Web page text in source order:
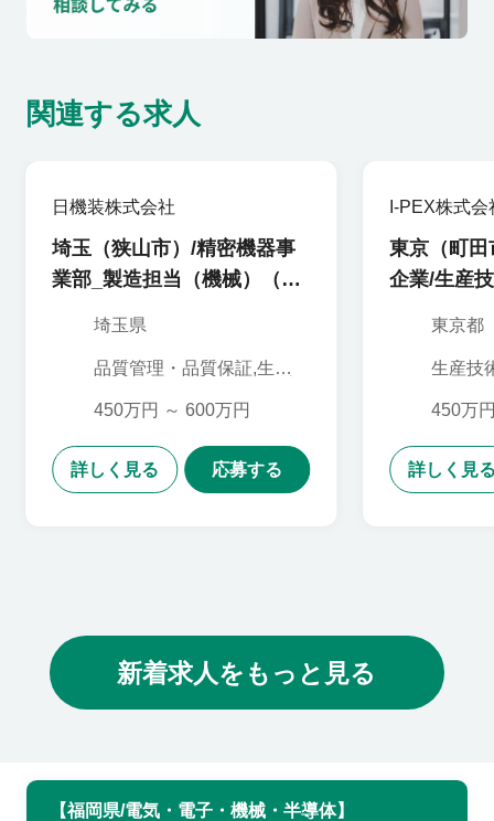
関連する求人
日機装株式会社
埼玉（狭山市）/精密機器事
業部_製造担当（機械）（水
埼玉県
品質管理・品質保証,生産
450万円 ～ 600万円
詳しく見る 応募する
I-PEX株式会
東京（町
企業/生産
東京都
生産技
究・開
体・回
450万
詳しく見
新着求人をもっと見る
【福岡県/電気・電子・機械・半導体】